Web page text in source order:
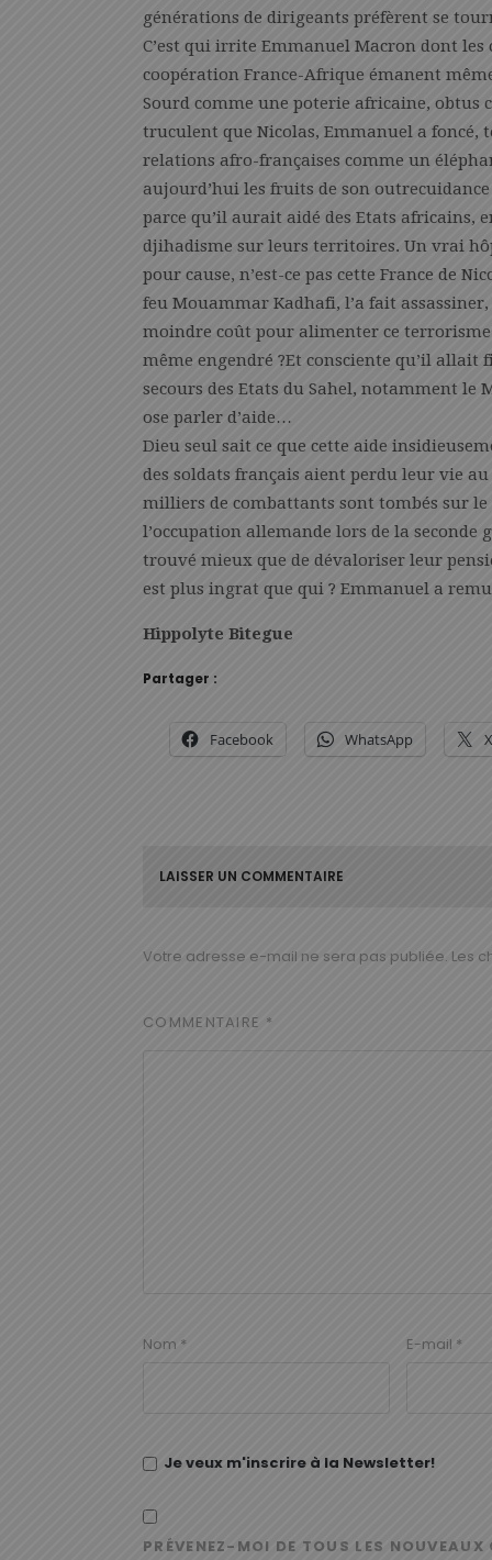
générations de dirigeants préfèrent se
C’est qui irrite Emmanuel Macron dont
coopération France-Afrique émanent
Sourd comme une poterie africaine,
truculent que Nicolas, Emmanuel a foncé,
relations afro-françaises comme un
aujourd’hui les fruits de son
parce qu’il aurait aidé des Etats africains,
djihadisme sur leurs territoires. Un vrai
pour cause, n’est-ce pas cette France de
feu Mouammar Kadhafi, l’a fait
moindre coût pour alimenter ce terrorisme
même engendré ?Et consciente qu’il
secours des Etats du Sahel, notamment le
ose parler d’aide…
Dieu seul sait ce que cette aide
des soldats français aient perdu leur vie
milliers de combattants sont tombés sur
l’occupation allemande lors de la seconde
trouvé mieux que de dévaloriser leur
est plus ingrat que qui ? Emmanuel a
Hippolyte Bitegue
Partager :
Facebook WhatsApp X
LAISSER UN COMMENTAIRE
Votre adresse e-mail ne sera pas publiée. Les
COMMENTAIRE *
Nom * E-mail *
Je veux m'inscrire à la Newsletter!
PRÉVENEZ-MOI DE TOUS LES